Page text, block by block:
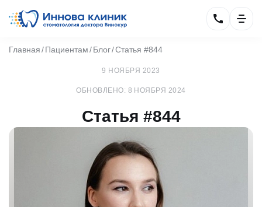
Главная Пациентам Блог Статья #844
9 НОЯБРЯ 2023
ОБНОВЛЕНО: 8 НОЯБРЯ 2024
Статья #844